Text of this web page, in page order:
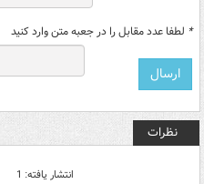
* لطفا عدد مقابل را در جعبه متن وارد کنید
نظرات
انتشار یافته: 1